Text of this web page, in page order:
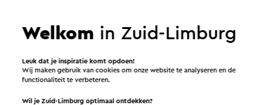
Menta Coffee-Cocktail-Foodbar
Valkenburg
Welkom in Zuid-Limburg
Leuk dat je inspiratie komt opdoen!
Wij maken gebruik van cookies om onze website te analyseren en de
functionaliteit te verbeteren.
Wil je Zuid-Limburg optimaal ontdekken?